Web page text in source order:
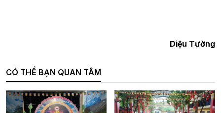
Diệu Tường
CÓ THỂ BẠN QUAN TÂM